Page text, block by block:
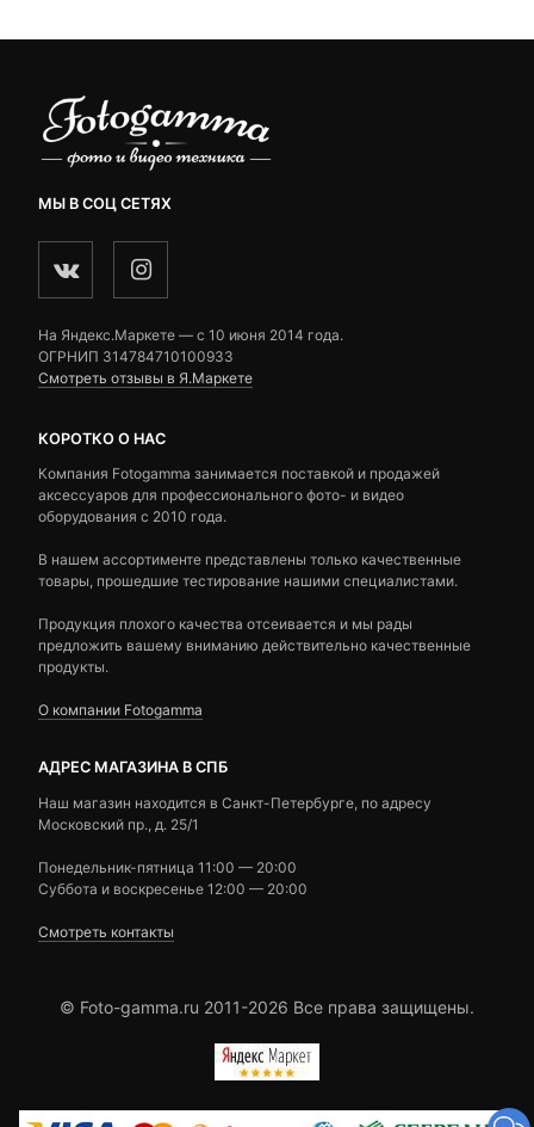
МЫ В СОЦ СЕТЯХ
На Яндекс.Маркете — c 10 июня 2014 года.
ОГРНИП 314784710100933
Смотреть отзывы в Я.Маркете
КОРОТКО О НАС
Компания Fotogamma занимается поставкой и продажей
аксессуаров для профессионального фото- и видео
оборудования с 2010 года.
В нашем ассортименте представлены только качественные
товары, прошедшие тестирование нашими специалистами.
Продукция плохого качества отсеивается и мы рады
предложить вашему вниманию действительно качественные
продукты.
О компании Fotogamma
АДРЕС МАГАЗИНА В СПБ
Наш магазин находится в Санкт-Петербурге, по адресу
Московский пр., д. 25/1
Понедельник-пятница 11:00 — 20:00
Суббота и воскресенье 12:00 — 20:00
Смотреть контакты
© Foto-gamma.ru 2011-2026 Все права защищены.